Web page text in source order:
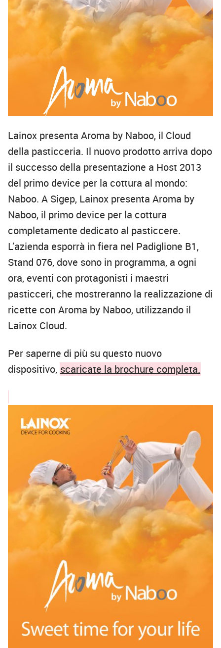
Lainox presenta Aroma by Naboo, il Cloud
della pasticceria. Il nuovo prodotto arriva dopo
il successo della presentazione a Host 2013
del primo device per la cottura al mondo:
Naboo. A Sigep, Lainox presenta Aroma by
Naboo, il primo device per la cottura
completamente dedicato al pasticcere.
L’azienda esporrà in fiera nel Padiglione B1,
Stand 076, dove sono in programma, a ogni
ora, eventi con protagonisti i maestri
pasticceri, che mostreranno la realizzazione di
ricette con Aroma by Naboo, utilizzando il
Lainox Cloud.
Per saperne di più su questo nuovo
dispositivo, scaricate la brochure completa.